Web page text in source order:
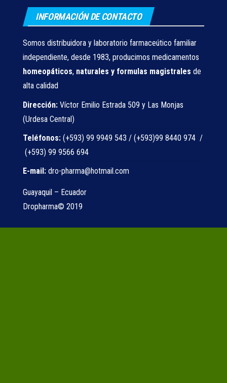
INFORMACIÓN DE CONTACTO
Somos distribuidora y laboratorio farmaceútico familiar
independiente, desde 1983, producimos medicamentos
homeopáticos, naturales y formulas magistrales de
alta calidad
Dirección: Víctor Emilio Estrada 509 y Las Monjas
(Urdesa Central)
Teléfonos: (+593) 99 9949 543 / (+593)99 8440 974 /
(+593) 99 9566 694
E-mail: dro-pharma@hotmail.com
Guayaquil – Ecuador
Dropharma© 2019